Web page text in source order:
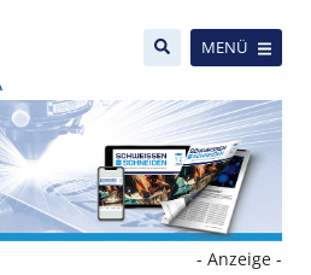
MENÜ
- Anzeige -